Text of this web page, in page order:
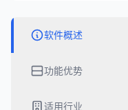
软件概述
功能优势
适用行业